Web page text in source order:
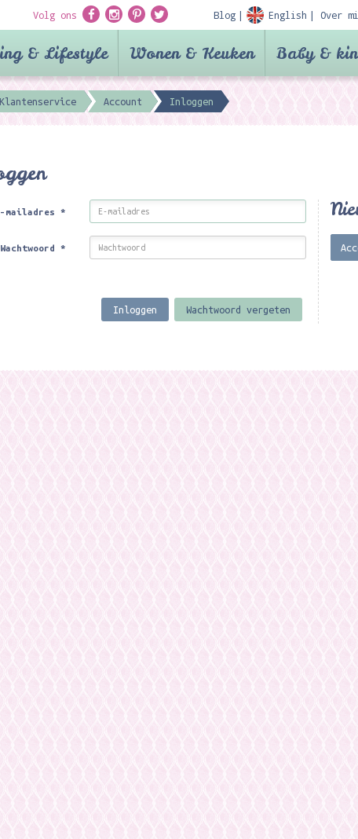
Volg ons Blog English Over
& Lifestyle Wonen & Keuken Baby &
Klantenservice Account Inloggen
mailadres*
Wachtwoord*
Inloggen Wachtwoord vergeten